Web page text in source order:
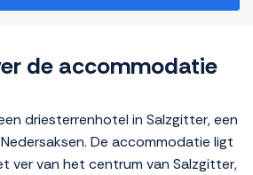
de accommodatie
driesterrenhotel in Salzgitter, een
De accommodatie ligt
ver van het centrum van Salzgitter,